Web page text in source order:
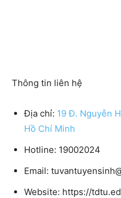
Thông tin liên hệ
Địa chỉ: 19 Đ. Nguyễn
Hồ Chí Minh
Hotline: 19002024
Email:
Website: https://